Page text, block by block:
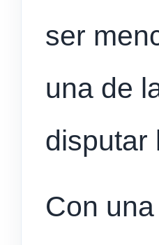
ser
una de
disputar
Con